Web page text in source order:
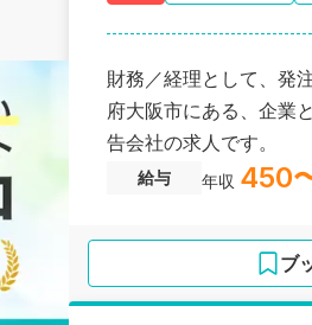
財務／経理として、発
府大阪市にある、企業
告会社の求人です。
給与 年収 450
ブ